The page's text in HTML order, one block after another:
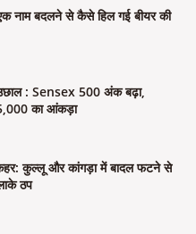
नाम बदलने से कैसे हिल गई बीयर की
: Sensex 500 अंक बढ़ा,
का आंकड़ा
कुल्लू और कांगड़ा में बादल फटने से
ठप